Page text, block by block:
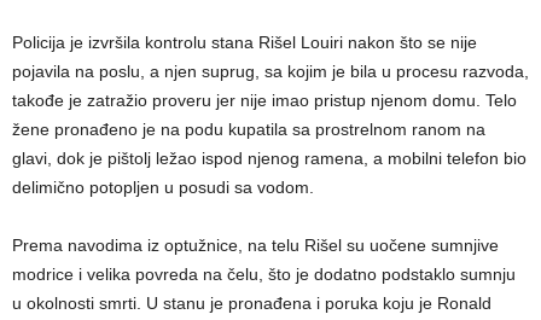
Policija je izvršila kontrolu stana Rišel Louiri nakon što se nije
pojavila na poslu, a njen suprug, sa kojim je bila u procesu razvoda,
takođe je zatražio proveru jer nije imao pristup njenom domu. Telo
žene pronađeno je na podu kupatila sa prostrelnom ranom na
glavi, dok je pištolj ležao ispod njenog ramena, a mobilni telefon bio
delimično potopljen u posudi sa vodom.
Prema navodima iz optužnice, na telu Rišel su uočene sumnjive
modrice i velika povreda na čelu, što je dodatno podstaklo sumnju
u okolnosti smrti. U stanu je pronađena i poruka koju je Ronald